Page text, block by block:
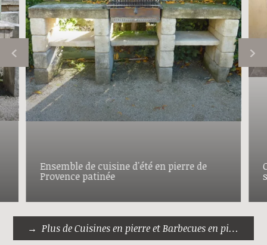
Ensemble de cuisine d'été en pierre de
Provence patinée
Plus de Cuisines en pierre et Barbecues en pierre